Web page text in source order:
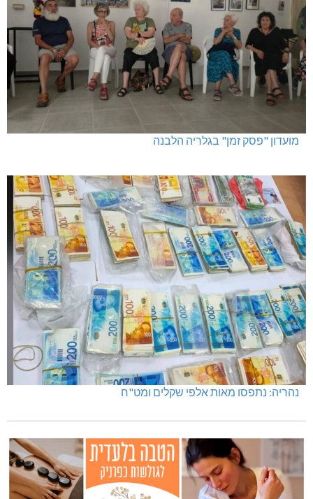
מועדון "פסק זמן" בגלריה הלבנה
נהריה: נתפסו מאות אלפי שקלים ומט"ח